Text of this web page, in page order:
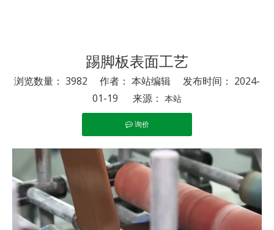
踢脚板表面工艺
浏览数量： 3982 作者： 本站编辑 发布时间： 2024-
01-19 来源： 本站
询价